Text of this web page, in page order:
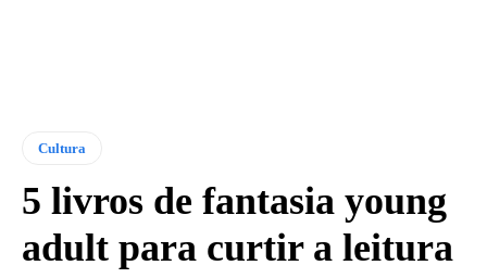
Cultura
5 livros de fantasia young
adult para curtir a leitura